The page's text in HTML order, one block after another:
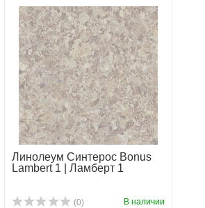
Линолеум Синтерос Bonus
Lambert 1 | Ламберт 1
(0) В наличии